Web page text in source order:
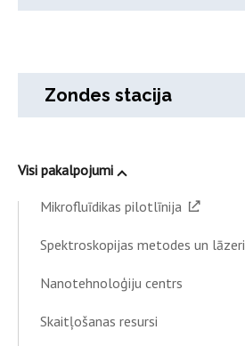
Zondes stacija
Visi pakalpojumi
Mikrofluīdikas pilotlīnija
Spektroskopijas metodes un lāzeri
Nanotehnoloģiju centrs
Skaitļošanas resursi